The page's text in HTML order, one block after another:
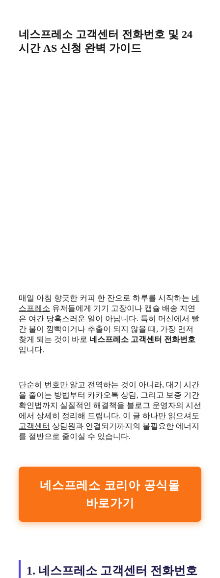
네스프레소 고객센터 전화번호 및 24
시간 AS 신청 완벽 가이드
매일 아침 향긋한 커피 한 잔으로 하루를 시작하는 네
스프레소 유저들에게 기기 고장이나 캡슐 배송 지연
은 여간 당혹스러운 일이 아닙니다. 특히 머신에서 빨
간 불이 깜빡이거나 추출이 되지 않을 때, 가장 먼저
찾게 되는 것이 바로 네스프레소 고객센터 전화번호
입니다.
단순히 번호만 알고 전역하는 것이 아니라, 대기 시간
을 줄이는 방법부터 카카오톡 상담, 그리고 보증 기간
확인법까지 실질적인 해결책을 블로그 운영자의 시선
에서 상세히 정리해 드립니다. 이 글 하나만 읽으셔도
고객센터 상담원과 연결되기까지의 불필요한 에너지
를 절반으로 줄이실 수 있습니다.
네스프레소 코리아 공식몰
바로가기
1. 네스프레소 고객센터 전화번호